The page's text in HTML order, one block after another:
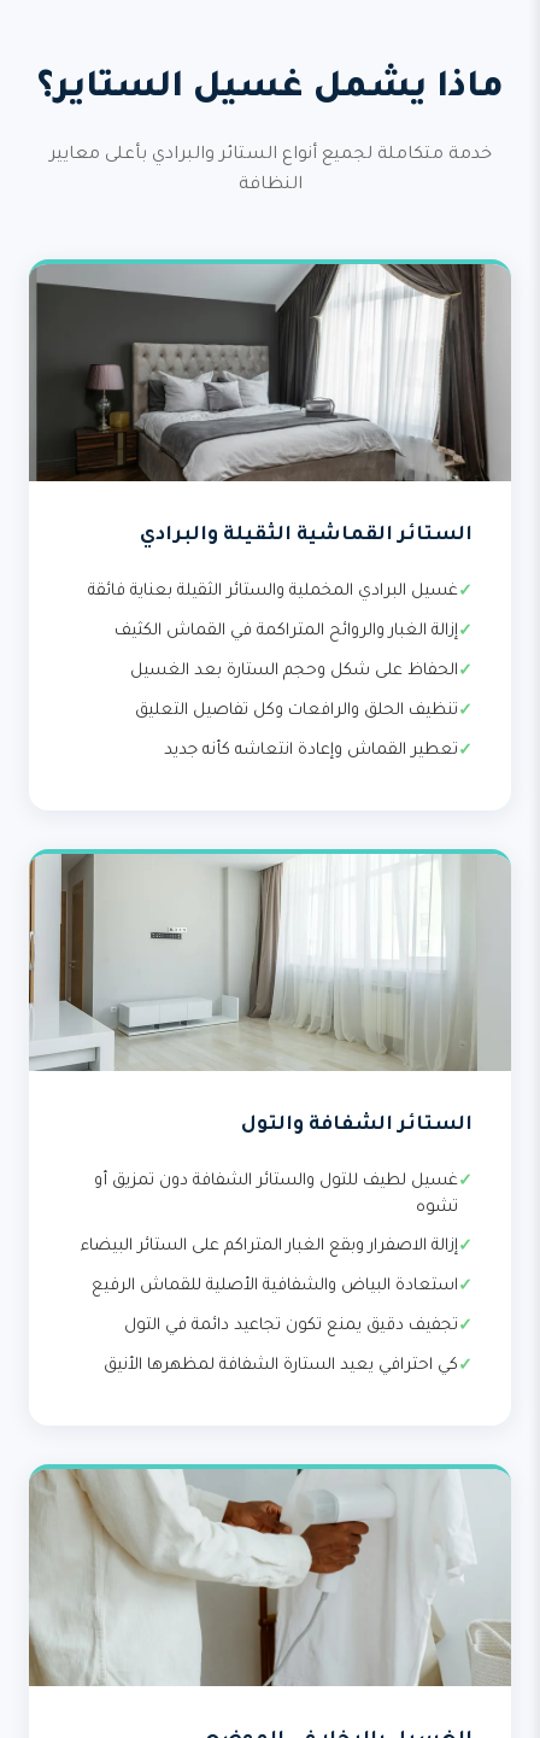
ماذا يشمل غسيل الستاير؟
خدمة متكاملة لجميع أنواع الستائر والبرادي بأعلى معايير
النظافة
الستائر القماشية الثقيلة والبرادي
غسيل البرادي المخملية والستائر الثقيلة بعناية فائقة
إزالة الغبار والروائح المتراكمة في القماش الكثيف
الحفاظ على شكل وحجم الستارة بعد الغسيل
تنظيف الحلق والرافعات وكل تفاصيل التعليق
تعطير القماش وإعادة انتعاشه كأنه جديد
الستائر الشفافة والتول
غسيل لطيف للتول والستائر الشفافة دون تمزيق أو
تشوه
إزالة الاصفرار وبقع الغبار المتراكم على الستائر البيضاء
استعادة البياض والشفافية الأصلية للقماش الرفيع
تجفيف دقيق يمنع تكون تجاعيد دائمة في التول
كي احترافي يعيد الستارة الشفافة لمظهرها الأنيق